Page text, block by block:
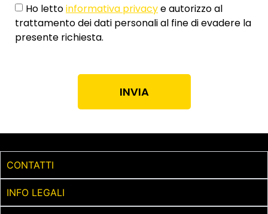
Ho lettoinformativa privacye autorizzo al
trattamento dei dati personali al fine di evadere la
presente richiesta.
INVIA
CONTATTI
INFO LEGALI